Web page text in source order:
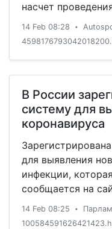
насчет
14 Feb 08:28 •
В России
систему для
коронавируса
для выявления
инфекции,
сообщается на
14 Feb 08:25 •